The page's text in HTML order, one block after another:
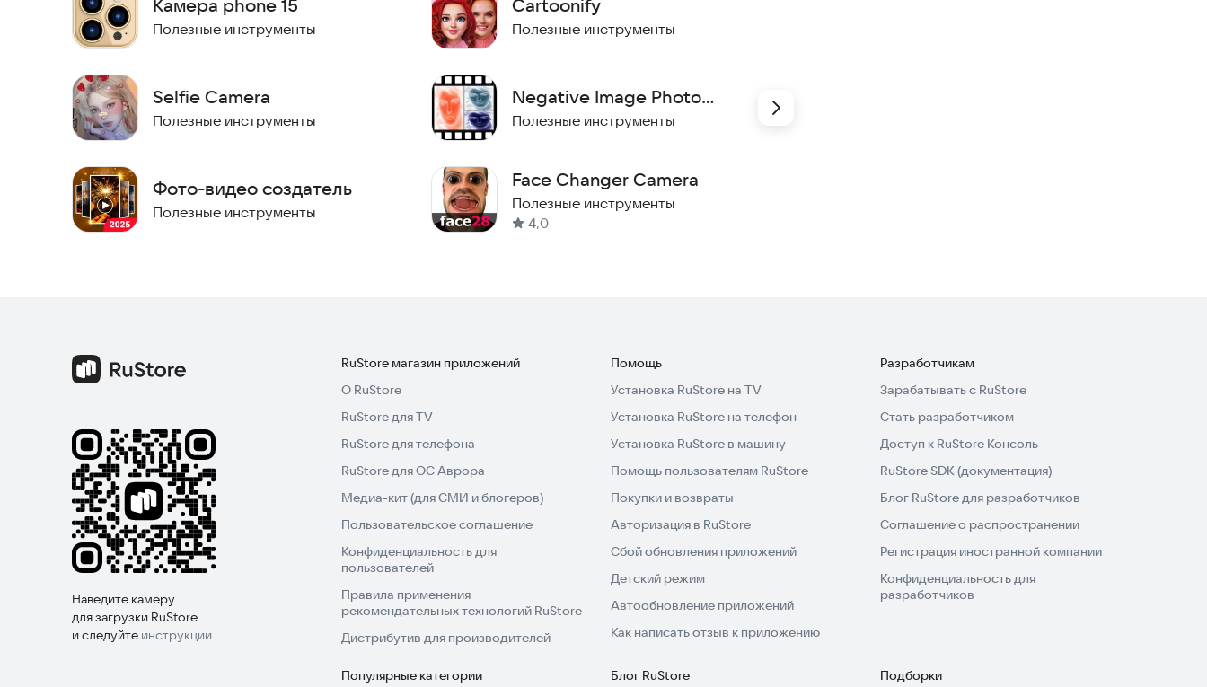
- Иллюстрация
- Эскиz
- Полутона
- Монохром
Попробуйте прямо сейчас и создайте свои уникальные творения!
Камера phone 15
Полезные инструменты
Selfie Camera
Полезные инструменты
Фото-видео создатель
Полезные инструменты
Cartoonify
Полезные инструменты
Negative Image Photo
Effect
Полезные инструменты
Face Changer Camera
Полезные инструменты
4,0
Наведите камеру
для загрузки RuStore
и следуйте инструкции
RuStore магазин приложений
О RuStore
RuStore для TV
RuStore для телефона
RuStore для ОС Аврора
Медиа-кит (для СМИ и блогеров)
Пользовательское соглашение
Конфиденциальность для
пользователей
Правила применения
рекомендательных технологий RuStore
Дистрибутив для производителей
Помощь
Установка RuStore на TV
Установка RuStore на телефон
Установка RuStore в машину
Помощь пользователям RuStore
Покупки и возвраты
Авторизация в RuStore
Сбой обновления приложений
Детский режим
Автообновление приложений
Как написать отзыв к приложению
Разработчикам
Зарабатывать с RuStore
Стать разработчиком
Доступ к RuStore Консоль
RuStore SDK (документация)
Блог RuStore для разработчиков
Соглашение о распространении
Регистрация иностранной компании
Конфиденциальность для
разработчиков
Популярные категории Блог RuStore Подборки